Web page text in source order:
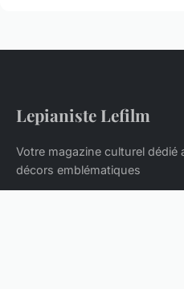
Lepianiste Lefilm
Votre magazine culturel dédié
décors emblématiques